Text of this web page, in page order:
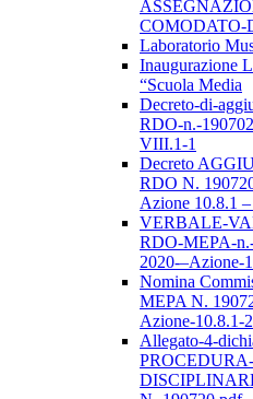
COMODATO-
Laboratorio
Inaugurazione
“Scuola Media
Decreto-di-
RDO-n.-
VIII.1-1
Decreto
RDO N.
Azione 10.8.1
VERBALE-
RDO-MEPA-
2020-–Azione-
Nomina
MEPA N.
Azione-10.8.1-
Allegato-4-